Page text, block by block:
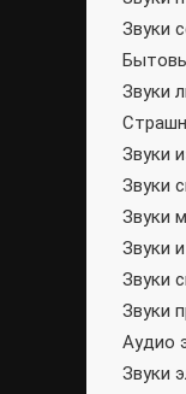
Звуки
Звуки
Звуки
Звуки
Звуки
Звуки
Звуки
Звуки
Аудио
Звуки